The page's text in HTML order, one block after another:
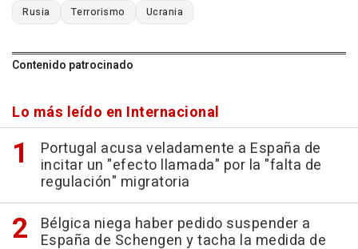
Rusia Terrorismo Ucrania
Contenido patrocinado
Lo más leído en Internacional
Portugal acusa veladamente a España de
incitar un "efecto llamada" por la "falta de
regulación" migratoria
Bélgica niega haber pedido suspender a
España de Schengen y tacha la medida de